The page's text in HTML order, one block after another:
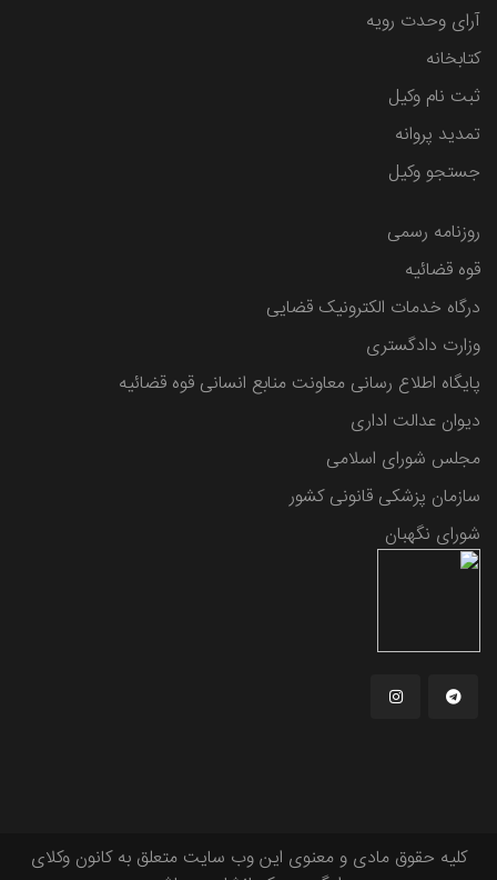
آرای وحدت رویه
کتابخانه
ثبت نام وکیل
تمدید پروانه
جستجو وکیل
روزنامه رسمی
قوه قضائیه
درگاه خدمات الکترونیک قضایی
وزارت دادگستری
پایگاه اطلاع رسانی معاونت منابع انسانی قوه قضائیه
دیوان عدالت اداری
مجلس شورای اسلامی
سازمان پزشکی قانونی کشور
شورای نگهبان
کلیه حقوق مادی و معنوی این وب سایت متعلق به کانون وکلای